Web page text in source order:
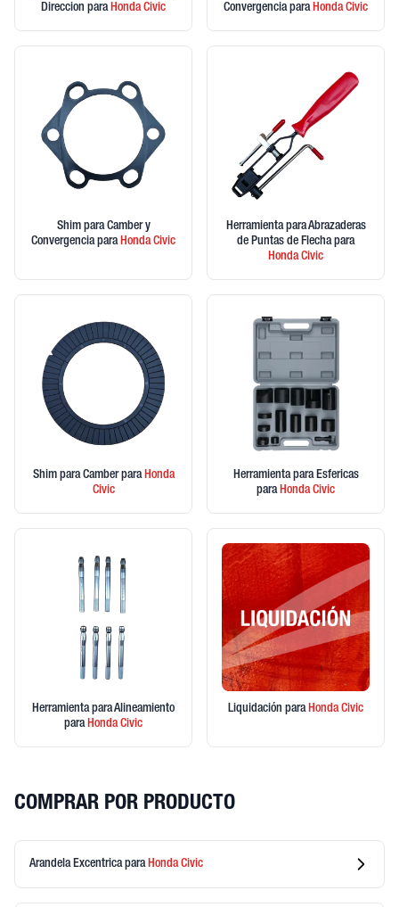
Direccion paraHondaCivic
Convergencia paraHondaCivic
Shim para Camber y
Convergencia paraHondaCivic
Herramienta para Abrazaderas
de Puntas de Flecha para
HondaCivic
Shim para Camber paraHonda
Civic
Herramienta para Esfericas
paraHondaCivic
Herramienta para Alineamiento
paraHondaCivic
Liquidación paraHondaCivic
COMPRAR POR PRODUCTO
Arandela Excentricapara HondaCivic